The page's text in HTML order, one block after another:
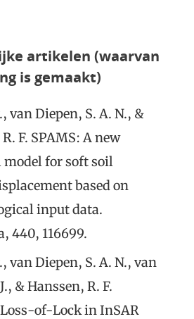
artikelen (waarvan
is gemaakt)
van Diepen, S. A. N., &
F. SPAMS: A new
for soft soil
based on
input data.
440, 116699.
van Diepen, S. A. N., van
& Hanssen, R. F.
of-Lock in InSAR